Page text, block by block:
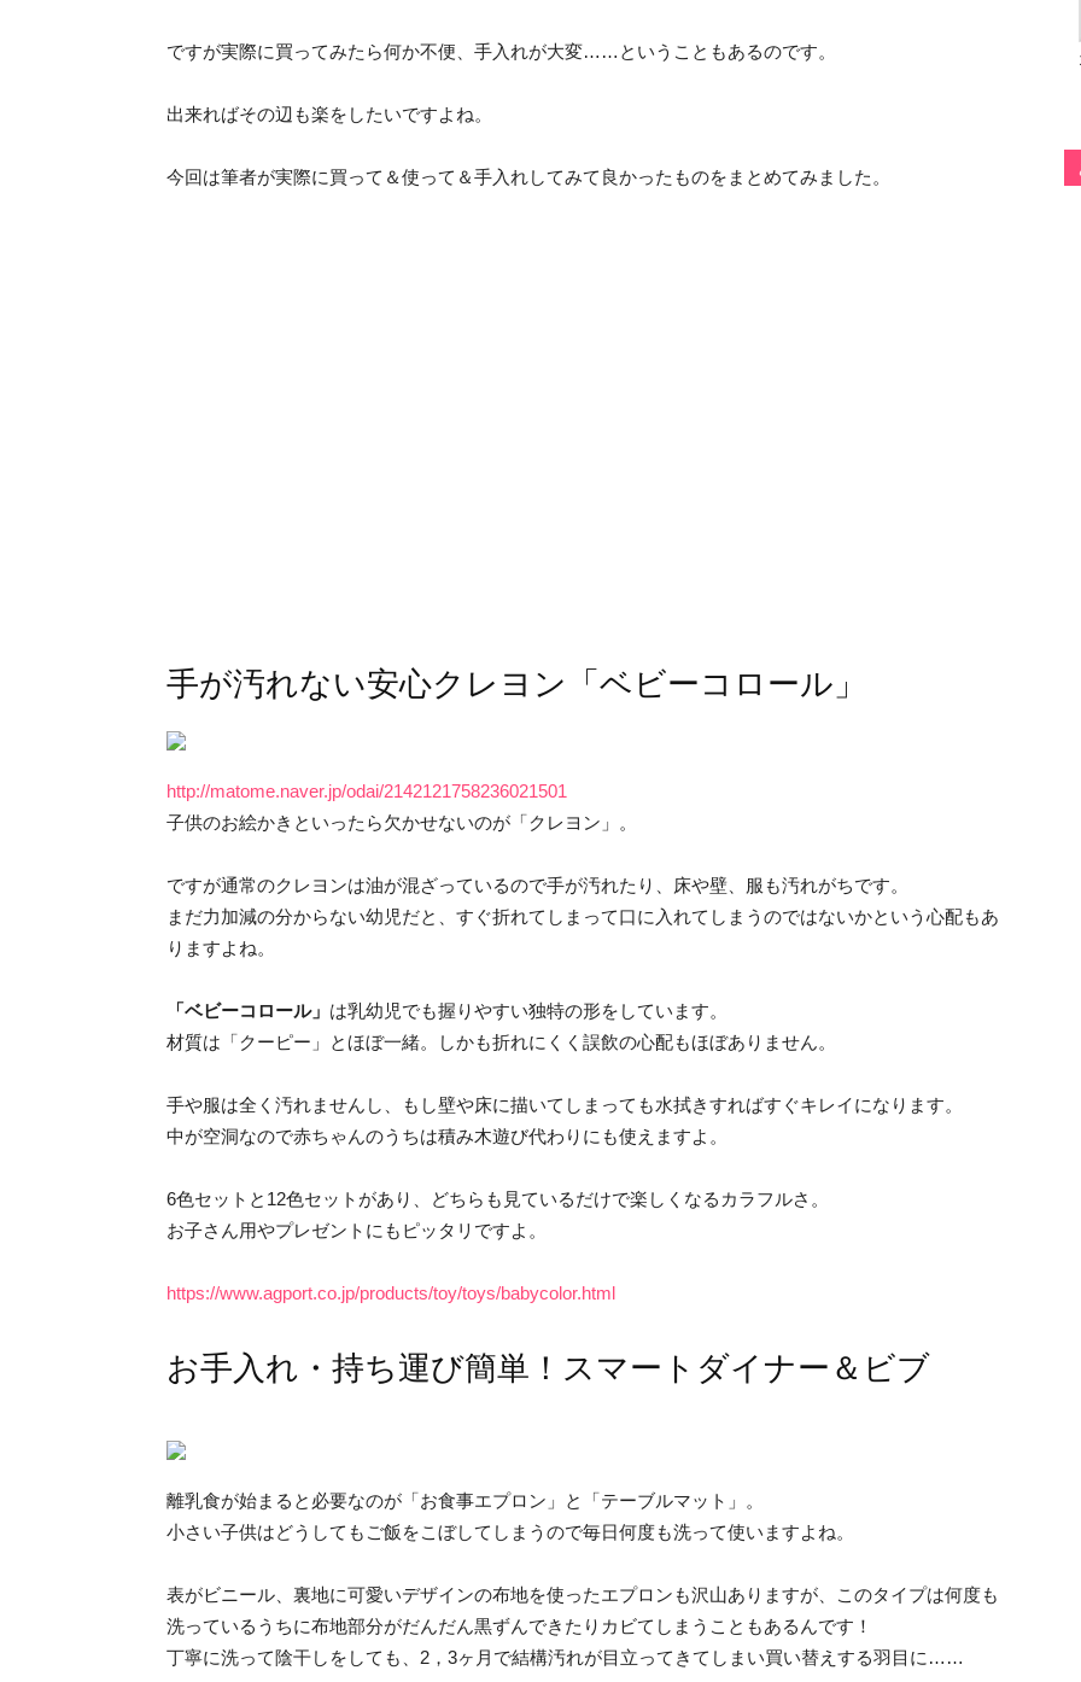
ですが実際に買ってみたら何か不便、手入れが大変……ということもあるのです。
出来ればその辺も楽をしたいですよね。
今回は筆者が実際に買って＆使って＆手入れしてみて良かったものをまとめてみました。
手が汚れない安心クレヨン「ベビーコロール」
http://matome.naver.jp/odai/2142121758236021501
子供のお絵かきといったら欠かせないのが「クレヨン」。
ですが通常のクレヨンは油が混ざっているので手が汚れたり、床や壁、服も汚れがちです。
まだ力加減の分からない幼児だと、すぐ折れてしまって口に入れてしまうのではないかという心配もあ
りますよね。
「ベビーコロール」 は乳幼児でも握りやすい独特の形をしています。
材質は「クーピー」とほぼ一緒。しかも折れにくく誤飲の心配もほぼありません。
手や服は全く汚れませんし、もし壁や床に描いてしまっても水拭きすればすぐキレイになります。
中が空洞なので赤ちゃんのうちは積み木遊び代わりにも使えますよ。
6色セットと12色セットがあり、どちらも見ているだけで楽しくなるカラフルさ。
お子さん用やプレゼントにもピッタリですよ。
https://www.agport.co.jp/products/toy/toys/babycolor.html
お手入れ・持ち運び簡単！スマートダイナー＆ビブ
離乳食が始まると必要なのが「お食事エプロン」と「テーブルマット」。
小さい子供はどうしてもご飯をこぼしてしまうので毎日何度も洗って使いますよね。
表がビニール、裏地に可愛いデザインの布地を使ったエプロンも沢山ありますが、このタイプは何度も
洗っているうちに布地部分がだんだん黒ずんできたりカビてしまうこともあるんです！
丁寧に洗って陰干しをしても、2，3ヶ月で結構汚れが目立ってきてしまい買い替えする羽目に……